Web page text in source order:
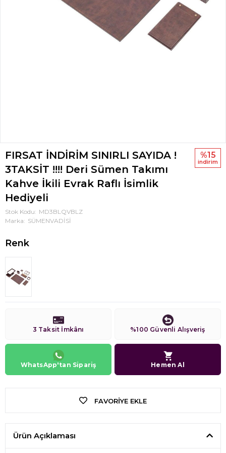
FIRSAT İNDİRİM SINIRLI SAYIDA !
3TAKSİT !!!! Deri Sümen Takımı
Kahve İkili Evrak Raflı İsimlik
Hediyeli
Stok Kodu
MD3BLQVBLZ
Marka
SÜMENVADİSİ
%15
i̇ndi̇ri̇m
Renk
3 Taksit İmkânı %100 Güvenli Alışveriş
WhatsApp'tan Sipariş Hemen Al
FAVORIYE EKLE
Ürün Açıklaması